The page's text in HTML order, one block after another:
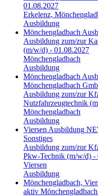
01.08.2027
Erkelenz,
Ausbildung
Mönchengladbach
Ausbildung zum/zur
(m/w/d) - 01.08.2027
Mönchengladbach
Ausbildung
Mönchengladbach
Mönchengladbach
Ausbildung zum/zur
Nutzfahrzeugtechnik
Mönchengladbach
Ausbildung
Viersen Ausbildung
Sonstiges
Ausbildung zum/zur
Pkw-Technik (m/w/d) -
Viersen
Ausbildung
Mönchengladbach,
aktiv